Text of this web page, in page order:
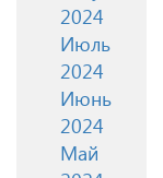
2024
Июль
2024
Июнь
2024
Май